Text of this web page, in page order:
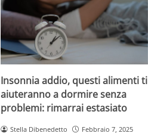
Insonnia addio, questi alimenti ti
aiuteranno a dormire senza
problemi: rimarrai estasiato
Stella Dibenedetto Febbraio 7, 2025